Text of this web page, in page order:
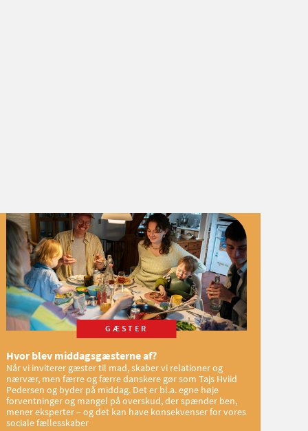
GÆSTER
Hvor blev middagsgæsterne af?
Når vi inviterer gæster til mad, skaber vi relationer og
nærvær, men færre og færre danskere gør som Tajs Hviid
Pedersen og byder på middag. Det er bl.a. egne høje
forventninger og mangel på overskud, der spænder ben,
mener eksperter – og det kan have konsekvenser for vores
sociale fællesskaber